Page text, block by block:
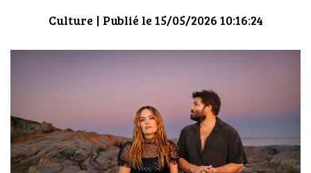
BOUTIQUE
CULTURE
HIGH TECH
MAISON
AUTO
Culture| Publié le 15/05/2026 10:16:24